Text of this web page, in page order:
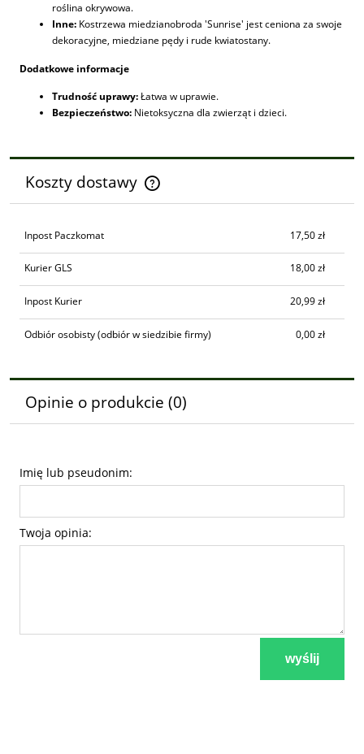
roślina okrywowa.
Inne: Kostrzewa miedzianobroda 'Sunrise' jest ceniona za swoje
dekoracyjne, miedziane pędy i rude kwiatostany.
Dodatkowe informacje
Trudność uprawy:Łatwa w uprawie.
Bezpieczeństwo: Nietoksyczna dla zwierząt i dzieci.
Koszty dostawy
Cena nie zawiera ewentualnych kosztów płatności
Inpost Paczkomat 17,50 zł
Kurier GLS 18,00 zł
Inpost Kurier 20,99 zł
Odbiór osobisty(odbiór w siedzibie firmy) 0,00 zł
Opinie o produkcie (0)
Imię lub pseudonim:
Twoja opinia:
wyślij